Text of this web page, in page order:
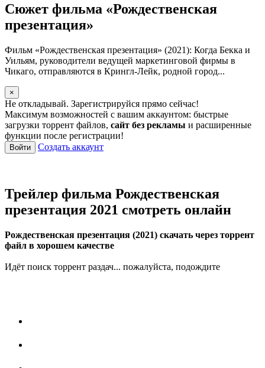
Сюжет фильма «Рождественская
презентация»
Фильм «Рождественская презентация» (2021): Когда Бекка и
Уильям, руководители ведущей маркетинговой фирмы в
Чикаго, отправляются в Крингл-Лейк, родной город...
×
Не откладывай. Зарегистрируйся прямо сейчас!
Максимум возможностей с вашим аккаунтом: быстрые
загрузки торрент файлов, сайт без рекламы и расширенные
функции после регистрации!
Войти Создать аккаунт
Трейлер фильма Рождественская
презентация 2021 смотреть онлайн
Рождественская презентация (2021) скачать через торрент
файл в хорошем качестве
Идёт поиск торрент раздач... пожалуйста, подождите